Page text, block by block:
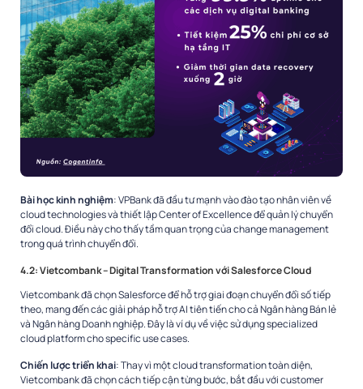
Bài học kinh nghiệm: VPBank đã đầu tư mạnh vào đào tạo nhân viên về
cloud technologies và thiết lập Center of Excellence để quản lý chuyển
đổi cloud. Điều này cho thấy tầm quan trọng của change management
trong quá trình chuyển đổi.
4.2: Vietcombank – Digital Transformation với Salesforce Cloud
Vietcombank đã chọn Salesforce để hỗ trợ giai đoạn chuyển đổi số tiếp
theo, mang đến các giải pháp hỗ trợ AI tiên tiến cho cả Ngân hàng Bán lẻ
và Ngân hàng Doanh nghiệp. Đây là ví dụ về việc sử dụng specialized
cloud platform cho specific use cases.
Chiến lược triển khai: Thay vì một cloud transformation toàn diện,
Vietcombank đã chọn cách tiếp cận từng bước, bắt đầu với customer